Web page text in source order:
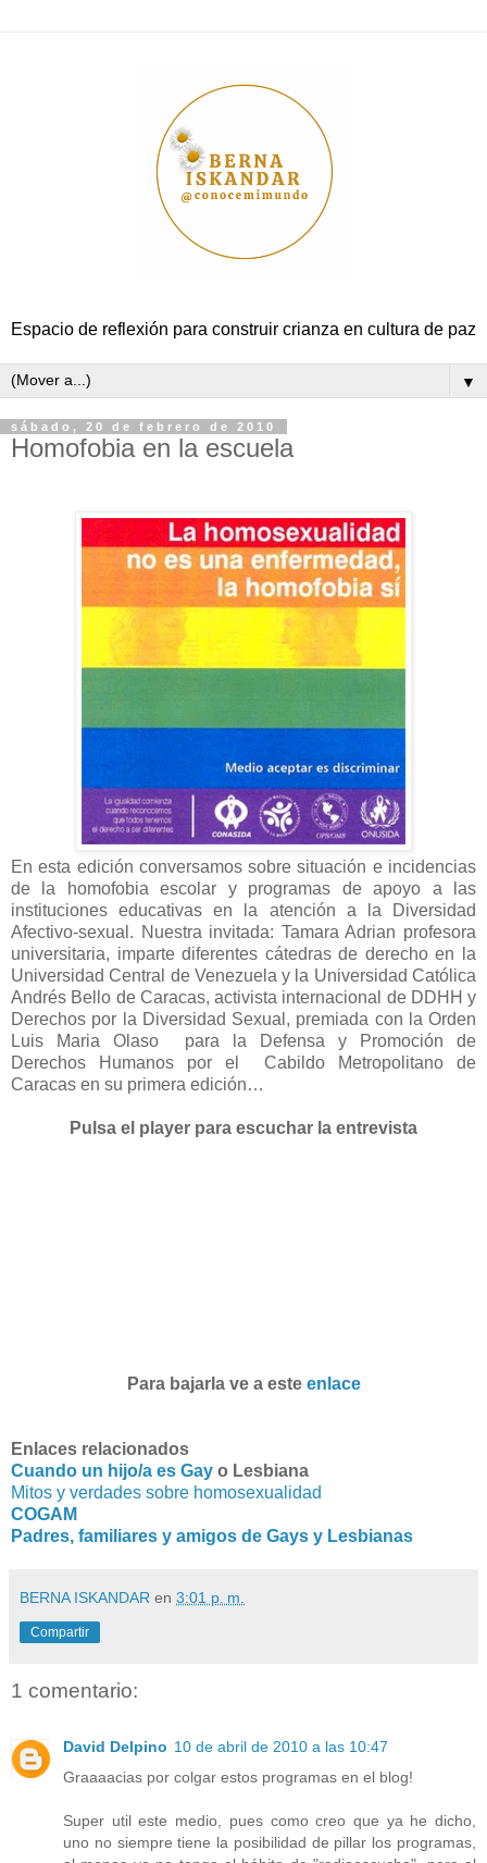
Espacio de reflexión para construir crianza en cultura de paz
▼
sábado, 20 de febrero de 2010
Homofobia en la escuela
En esta edición conversamos sobre situación e incidencias
de la homofobia escolar y programas de apoyo a las
instituciones educativas en la atención a la Diversidad
Afectivo-sexual. Nuestra invitada: Tamara Adrian profesora
universitaria, imparte diferentes cátedras de derecho en la
Universidad Central de Venezuela y la Universidad Católica
Andrés Bello de Caracas, activista internacional de DDHH y
Derechos por la Diversidad Sexual, premiada con la Orden
Luis Maria Olaso para la Defensa y Promoción de
Derechos Humanos por el Cabildo Metropolitano de
Caracas en su primera edición…
Pulsa el player para escuchar la entrevista
Para bajarla ve a este enlace
Enlaces relacionados
Cuando un hijo/a es Gay o Lesbiana
Mitos y verdades sobre homosexualidad
COGAM
Padres, familiares y amigos de Gays y Lesbianas
BERNA ISKANDAR en 3:01 p. m.
Compartir
1 comentario:
David Delpino 10 de abril de 2010 a las 10:47
Graaaacias por colgar estos programas en el blog!
Super util este medio, pues como creo que ya he dicho,
uno no siempre tiene la posibilidad de pillar los programas,